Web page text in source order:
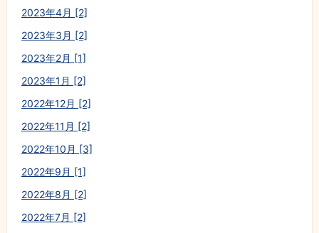
2023年4月 [2]
2023年3月 [2]
2023年2月 [1]
2023年1月 [2]
2022年12月 [2]
2022年11月 [2]
2022年10月 [3]
2022年9月 [1]
2022年8月 [2]
2022年7月 [2]